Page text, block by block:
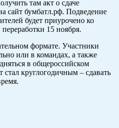
там акт о сдаче
сайт бумбатл.рф. Подведение
будет приурочено ко
15 ноября.
формате. Участники
или в командах, а также
в общероссийском
стал круглогодичным – сдавать